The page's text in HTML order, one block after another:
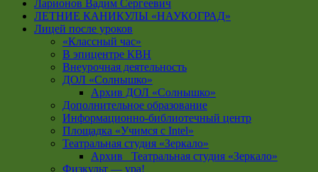
Ларионов Вадим Сергеевич
ЛЕТНИЕ КАНИКУЛЫ «НАУКОГРАД»
Лицей после уроков
«Классный час»
В эпицентре КВН
Внеурочная деятельность
ДОЛ «Солнышко»
Архив ДОЛ «Солнышко»
Дополнительное образование
Информационно-библиотечный центр
Площадка «Учимся с Intel»
Театральная студия «Зеркало»
Архив _Театральная студия «Зеркало»
Физкульт — ура!